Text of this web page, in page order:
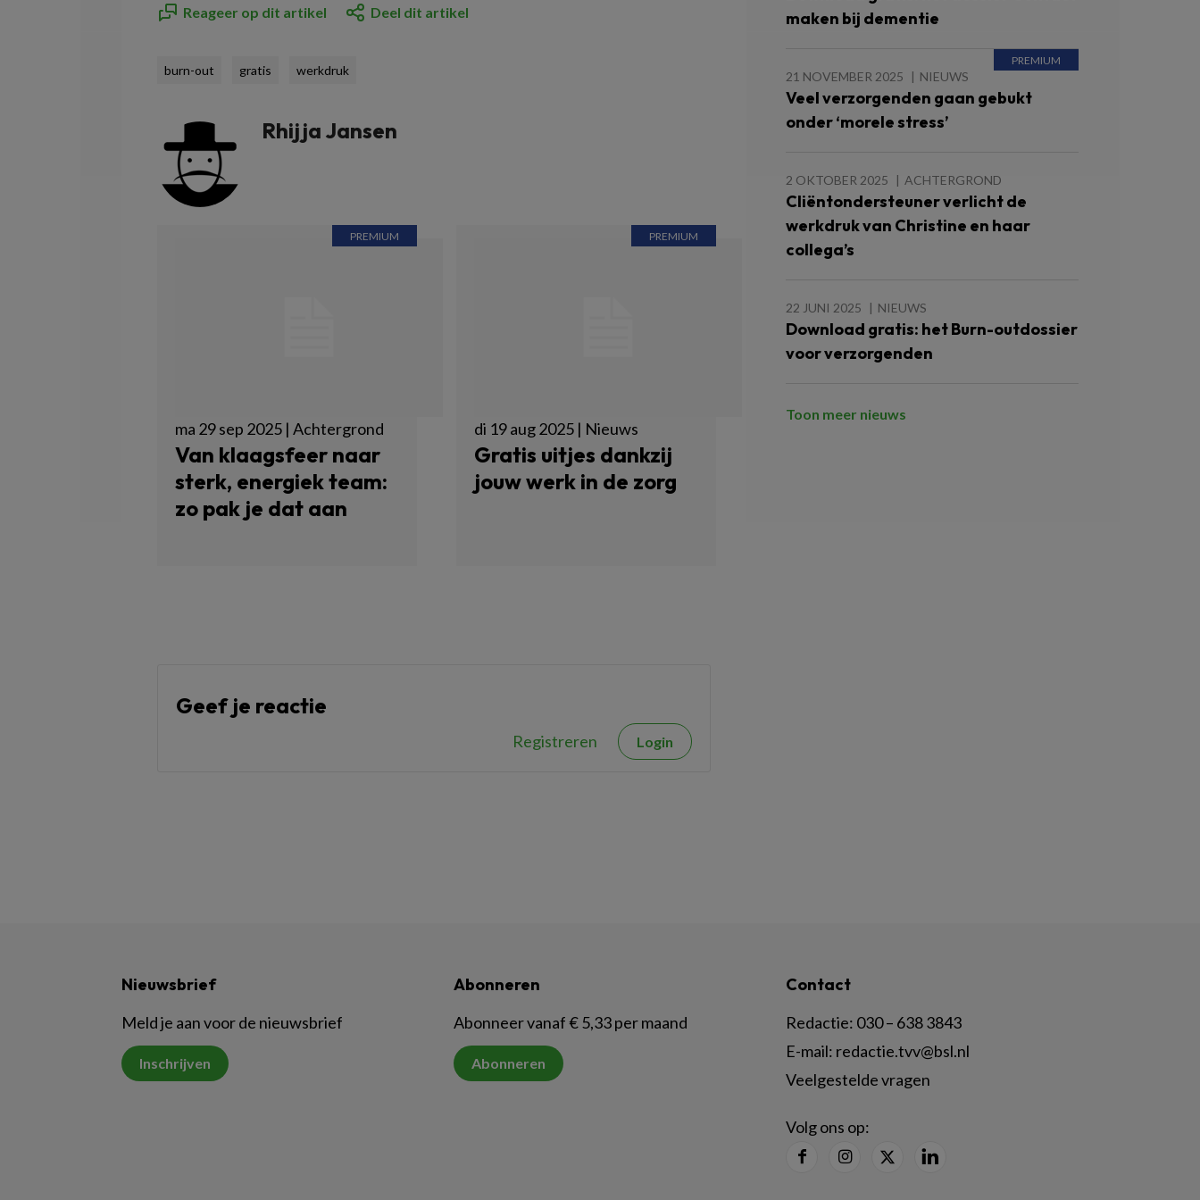
Reageer op dit artikel Deel dit artikel
burn-out gratis werkdruk
Rhijja Jansen
ma 29 sep 2025 | Achtergrond
Van klaagsfeer naar
sterk, energiek team:
zo pak je dat aan
di 19 aug 2025 | Nieuws
Gratis uitjes dankzij
jouw werk in de zorg
Geef je reactie
Registreren Login
maken bij dementie
21 NOVEMBER 2025 NIEUWS
Veel verzorgenden gaan gebukt
onder ‘morele stress’
2 OKTOBER 2025 ACHTERGROND
Cliëntondersteuner verlicht de
werkdruk van Christine en haar
collega’s
22 JUNI 2025 NIEUWS
Download gratis: het Burn-outdossier
voor verzorgenden
Toon meer nieuws
Nieuwsbrief
Meld je aan voor de nieuwsbrief
Inschrijven
Abonneren
Abonneer vanaf € 5,33 per maand
Abonneren
Contact
Redactie: 030 – 638 3843
E-mail: redactie.tvv@bsl.nl
Veelgestelde vragen
Volg ons op: